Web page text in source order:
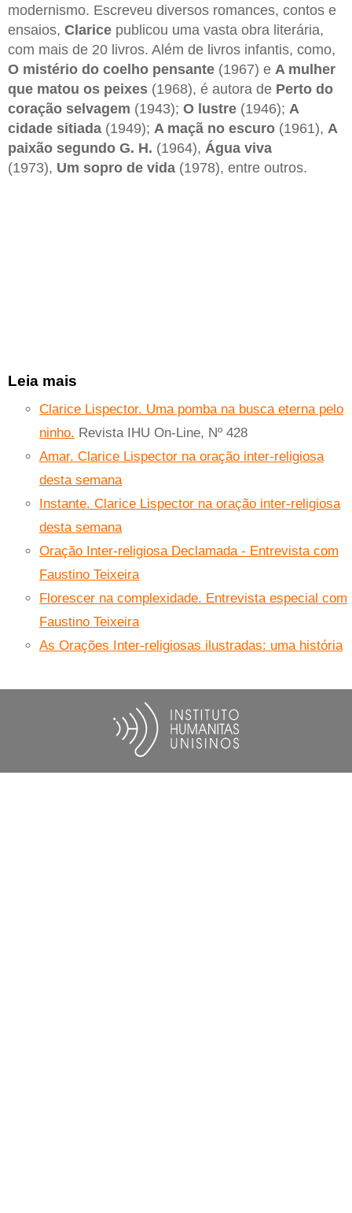
modernismo. Escreveu diversos romances, contos e
ensaios, Clarice publicou uma vasta obra literária,
com mais de 20 livros. Além de livros infantis, como,
O mistério do coelho pensante (1967) e A mulher
que matou os peixes (1968), é autora de Perto do
coração selvagem (1943); O lustre (1946); A
cidade sitiada (1949); A maçã no escuro (1961), A
paixão segundo G. H. (1964), Água viva
(1973), Um sopro de vida (1978), entre outros.
Leia mais
Clarice Lispector. Uma pomba na busca eterna pelo
ninho. Revista IHU On-Line, Nº 428
Amar. Clarice Lispector na oração inter-religiosa
desta semana
Instante. Clarice Lispector na oração inter-religiosa
desta semana
Oração Inter-religiosa Declamada - Entrevista com
Faustino Teixeira
Florescer na complexidade. Entrevista especial com
Faustino Teixeira
As Orações Inter-religiosas ilustradas: uma história